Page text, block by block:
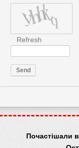
Refresh
Send
Почастішали